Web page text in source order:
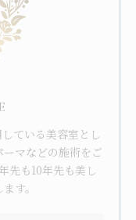
ている美容室とし
マなどの施術をご
先も10年先も美し
す。